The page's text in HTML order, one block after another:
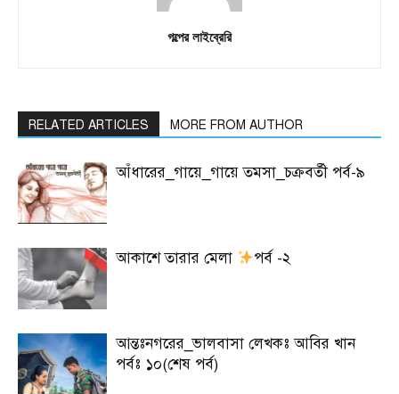
গল্পের লাইব্রেরি
RELATED ARTICLES MORE FROM AUTHOR
আঁধারের_গায়ে_গায়ে তমসা_চক্রবর্তী পর্ব-৯
আকাশে তারার মেলা পর্ব -২
আন্তঃনগরের_ভালবাসা লেখকঃ আবির খান
পর্বঃ ১০(শেষ পর্ব)